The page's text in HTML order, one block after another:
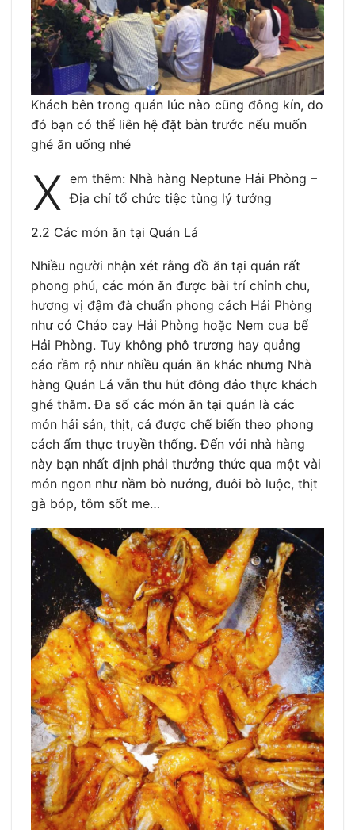
Khách bên trong quán lúc nào cũng đông kín, do
đó bạn có thể liên hệ đặt bàn trước nếu muốn
ghé ăn uống nhé
X em thêm: Nhà hàng Neptune Hải Phòng –
Địa chỉ tổ chức tiệc tùng lý tưởng
2.2 Các món ăn tại Quán Lá
Nhiều người nhận xét rằng đồ ăn tại quán rất
phong phú, các món ăn được bài trí chỉnh chu,
hương vị đậm đà chuẩn phong cách Hải Phòng
như có Cháo cay Hải Phòng hoặc Nem cua bể
Hải Phòng. Tuy không phô trương hay quảng
cáo rầm rộ như nhiều quán ăn khác nhưng Nhà
hàng Quán Lá vẫn thu hút đông đảo thực khách
ghé thăm. Đa số các món ăn tại quán là các
món hải sản, thịt, cá được chế biến theo phong
cách ẩm thực truyền thống. Đến với nhà hàng
này bạn nhất định phải thưởng thức qua một vài
món ngon như nầm bò nướng, đuôi bò luộc, thịt
gà bóp, tôm sốt me…